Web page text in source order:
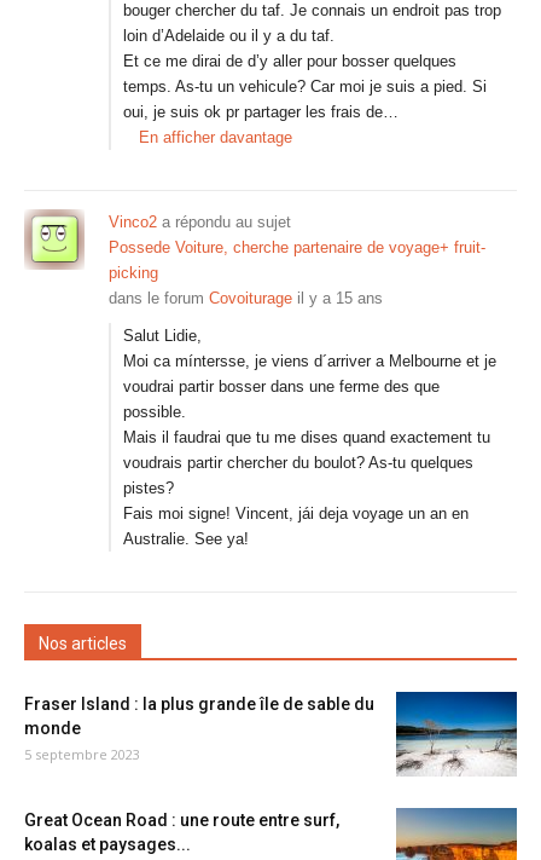
bouger chercher du taf. Je connais un endroit pas trop
loin d’Adelaide ou il y a du taf.
Et ce me dirai de d’y aller pour bosser quelques
temps. As-tu un vehicule? Car moi je suis a pied. Si
oui, je suis ok pr partager les frais de…
En afficher davantage
Vinco2 a répondu au sujet
Possede Voiture, cherche partenaire de voyage+ fruit-
picking
dans le forum Covoiturage il y a 15 ans
Salut Lidie,
Moi ca míntersse, je viens d´arriver a Melbourne et je
voudrai partir bosser dans une ferme des que
possible.
Mais il faudrai que tu me dises quand exactement tu
voudrais partir chercher du boulot? As-tu quelques
pistes?
Fais moi signe! Vincent, jái deja voyage un an en
Australie. See ya!
Nos articles
Fraser Island : la plus grande île de sable du
monde
5 septembre 2023
Great Ocean Road : une route entre surf,
koalas et paysages...